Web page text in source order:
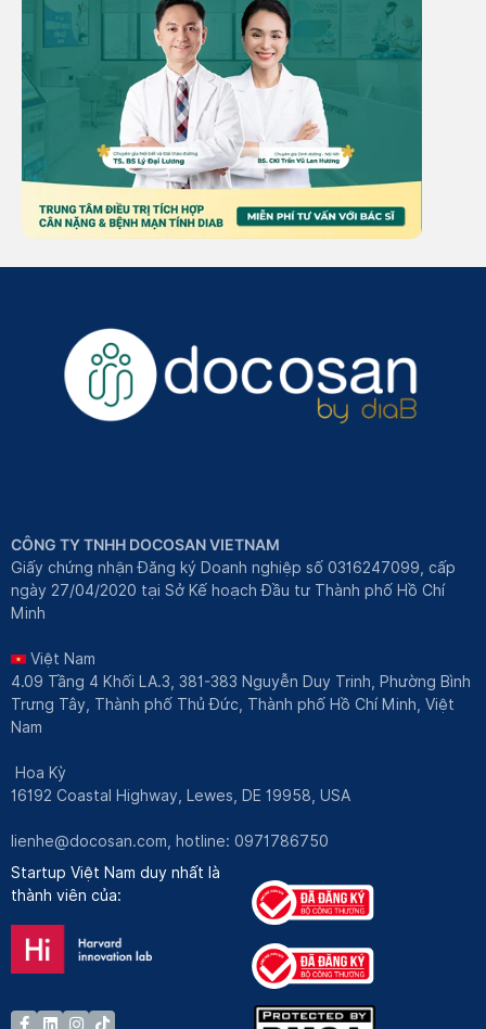
CÔNG TY TNHH DOCOSAN VIETNAM
Giấy chứng nhận Đăng ký Doanh nghiệp số 0316247099, cấp
ngày 27/04/2020 tại Sở Kế hoạch Đầu tư Thành phố Hồ Chí
Minh
Việt Nam
4.09 Tầng 4 Khối LA.3, 381-383 Nguyễn Duy Trinh, Phường Bình
Trưng Tây, Thành phố Thủ Đức, Thành phố Hồ Chí Minh, Việt
Nam
Hoa Kỳ
16192 Coastal Highway, Lewes, DE 19958, USA
lienhe@docosan.com , hotline: 0971786750
Startup Việt Nam duy nhất là
thành viên của: